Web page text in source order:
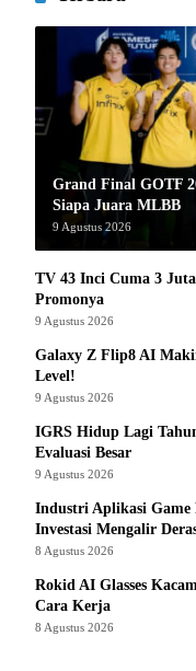
Grand Final GOTF
Siapa Juara MLBB
9 Agustus 2026
TV 43 Inci Cuma 3
Promonya
9 Agustus 2026
Galaxy Z Flip8 AI
Level!
9 Agustus 2026
IGRS Hidup Lagi
Evaluasi Besar
9 Agustus 2026
Industri Aplikasi
Investasi Mengalir
8 Agustus 2026
Rokid AI Glasses
Cara Kerja
8 Agustus 2026